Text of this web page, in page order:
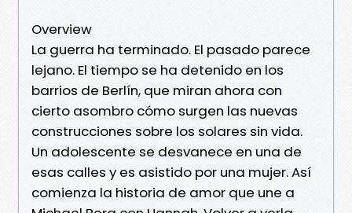
Overview
La guerra ha terminado. El pasado parece
lejano. El tiempo se ha deteni­do en los
barrios de Berlín, que miran ahora con
cierto asombro cómo surgen las nuevas
construcciones sobre los solares sin vida.
Un adolescente se desvanece en una de
esas calles y es asistido por una mujer. Así
comienza la historia de amor que une a